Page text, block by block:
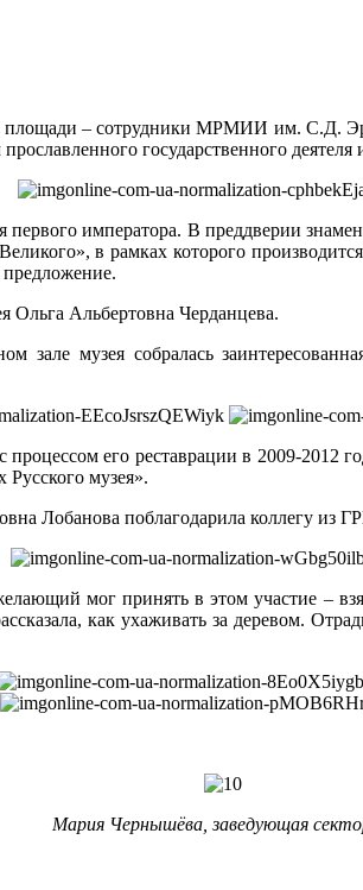
площади – сотрудники МРМИИ им. С.Д.
государственного
императора. В преддверии
в рамках которого
Ольга Альбертовна Черданцева.
музея собралась
его реставрации в 2009-
музея».
Лобанова поблагодарила коллегу из
мог принять в этом участие –
как ухаживать за деревом.
Мария Чернышёва, заведующая